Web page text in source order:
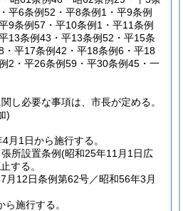
平6条例52・平8条例1・平9条例
9条例57・平10条例1・平11条例
13条例43・平13条例52・平15条
・平17条例42・平18条例6・平18
2・平26条例59・平30条例45・一
し必要な事項は、市長が定める。
)
月1日から施行する。
所設置条例(昭和25年11月1日広
する。
月12日条例第62号／昭和56年3月
施行する。